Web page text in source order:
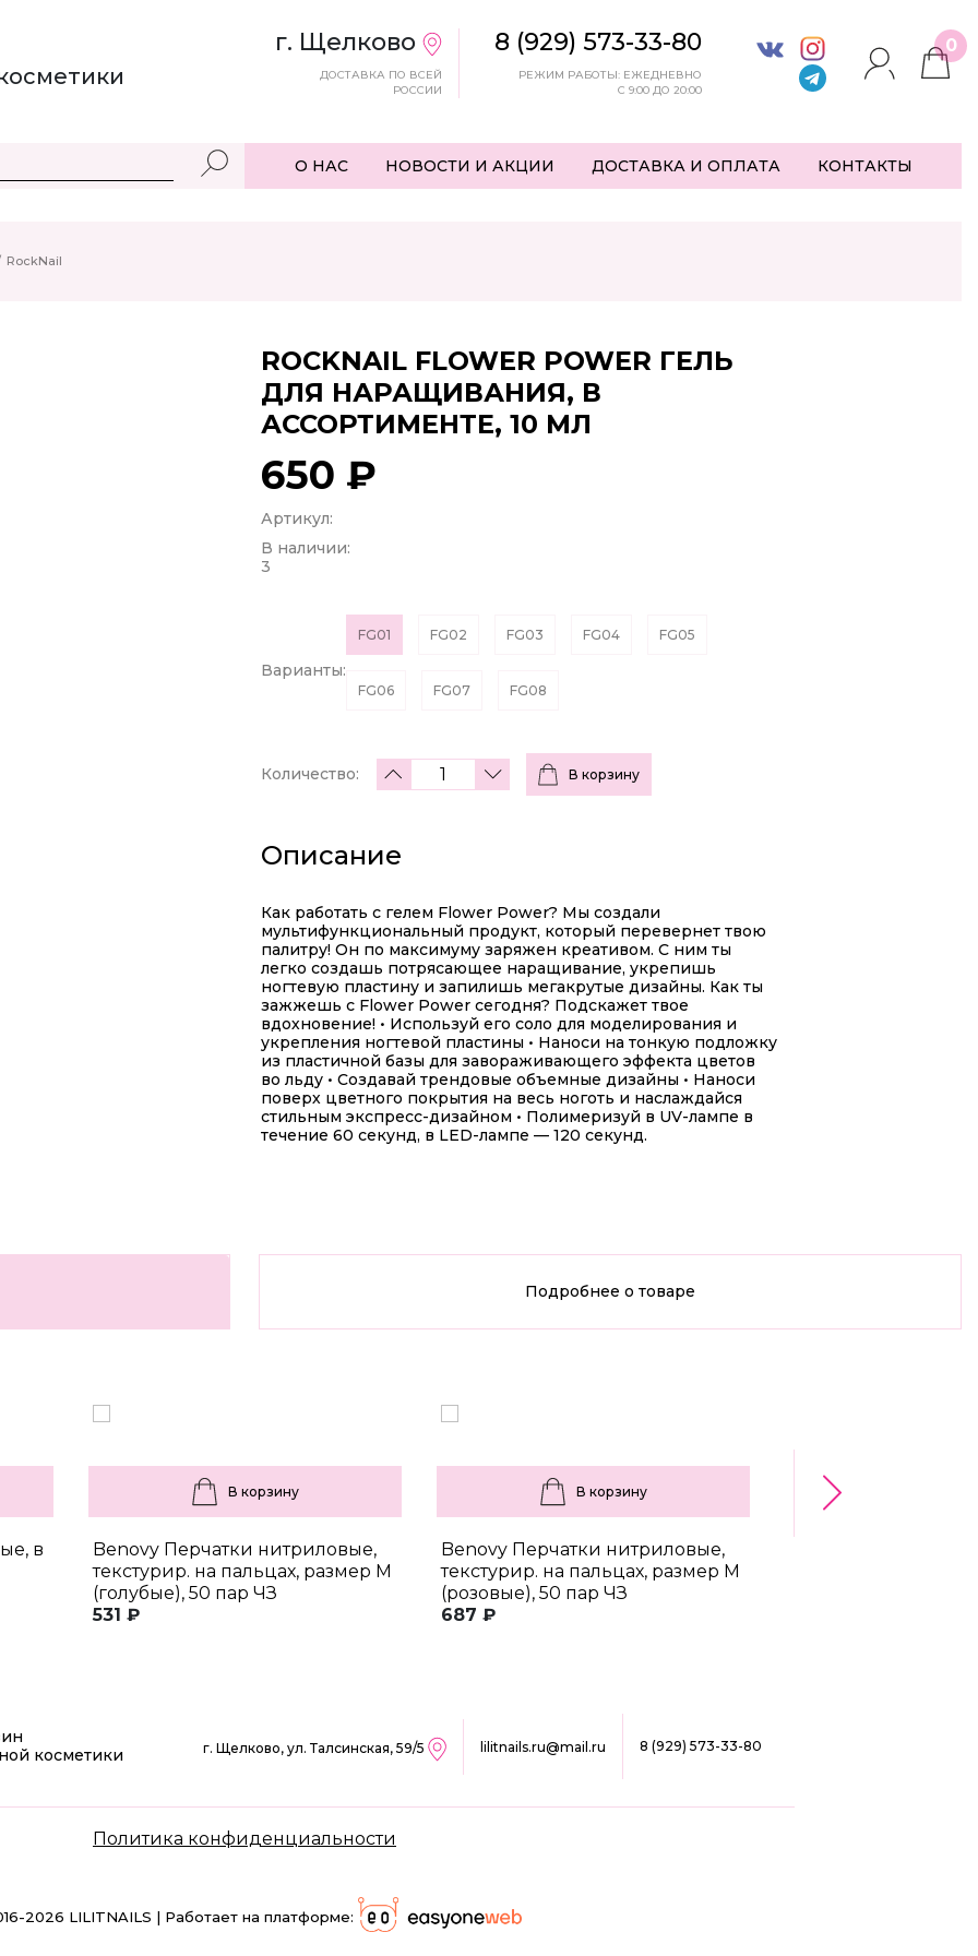
г. Щелково
ДОСТАВКА ПО ВСЕЙ
РОССИИ
8 (929) 573-33-80
РЕЖИМ РАБОТЫ: ЕЖЕДНЕВНО
С 9:00 ДО 20:00
0
О НАС НОВОСТИ И АКЦИИ ДОСТАВКА И ОПЛАТА КОНТАКТЫ
RockNail
ROCKNAIL FLOWER POWER ГЕЛЬ
ДЛЯ НАРАЩИВАНИЯ, В
АССОРТИМЕНТЕ, 10 МЛ
650 ₽
Артикул:
В наличии:
3
Варианты:
FG01 FG02 FG03 FG04 FG05
FG06 FG07 FG08
Количество: В корзину
Описание
Как работать с гелем Flower Power? Мы создали
мультифункциональный продукт, который перевернет твою
палитру! Он по максимуму заряжен креативом. С ним ты
легко создашь потрясающее наращивание, укрепишь
ногтевую пластину и запилишь мегакрутые дизайны. Как ты
зажжешь с Flower Power сегодня? Подскажет твое
вдохновение! • Используй его соло для моделирования и
укрепления ногтевой пластины • Наноси на тонкую подложку
из пластичной базы для завораживающего эффекта цветов
во льду • Создавай трендовые объемные дизайны • Наноси
поверх цветного покрытия на весь ноготь и наслаждайся
стильным экспресс-дизайном • Полимеризуй в UV-лампе в
течение 60 секунд, в LED-лампе — 120 секунд.
Подробнее о товаре
в
В корзину
Benovy Перчатки нитриловые,
текстурир. на пальцах, размер M
(голубые), 50 пар ЧЗ
531 ₽
В корзину
Benovy Перчатки нитриловые,
текстурир. на пальцах, размер M
(розовые), 50 пар ЧЗ
687 ₽
косметики
г. Щелково, ул. Талсинская, 59/5 lilitnails.ru@mail.ru 8 (929) 573-33-80
Политика конфиденциальности
2026 LILITNAILS | Работает на платформе: